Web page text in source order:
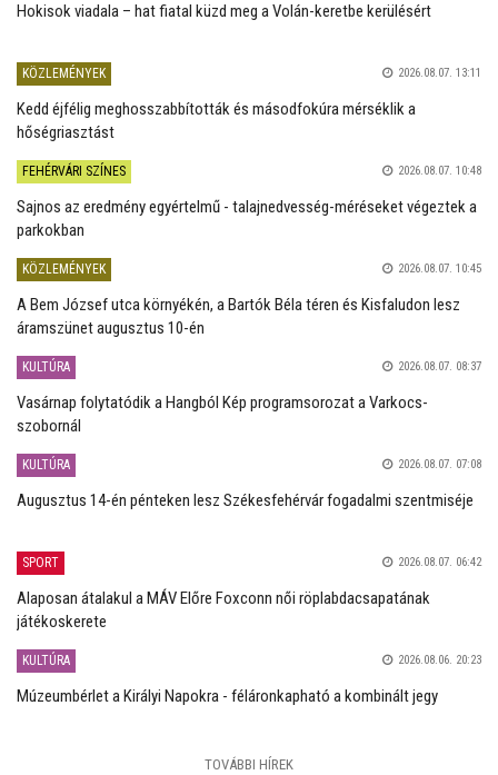
Hokisok viadala – hat fiatal küzd meg a Volán-keretbe kerülésért
KÖZLEMÉNYEK 2026.08.07. 13:11
Kedd éjfélig meghosszabbították és másodfokúra mérséklik a
hőségriasztást
FEHÉRVÁRI SZÍNES 2026.08.07. 10:48
Sajnos az eredmény egyértelmű - talajnedvesség-méréseket végeztek a
parkokban
KÖZLEMÉNYEK 2026.08.07. 10:45
A Bem József utca környékén, a Bartók Béla téren és Kisfaludon lesz
áramszünet augusztus 10-én
KULTÚRA 2026.08.07. 08:37
Vasárnap folytatódik a Hangból Kép programsorozat a Varkocs-
szobornál
KULTÚRA 2026.08.07. 07:08
Augusztus 14-én pénteken lesz Székesfehérvár fogadalmi szentmiséje
SPORT 2026.08.07. 06:42
Alaposan átalakul a MÁV Előre Foxconn női röplabdacsapatának
játékoskerete
KULTÚRA 2026.08.06. 20:23
Múzeumbérlet a Királyi Napokra - féláronkapható a kombinált jegy
TOVÁBBI HÍREK